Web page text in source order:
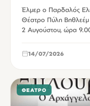
Έλμερ ο Παρδαλός
Θέατρο Πύλη Βηθλεέμ
2 Αυγούστου, ώρα
14/07/2026
ΘΈΑΤΡΟ